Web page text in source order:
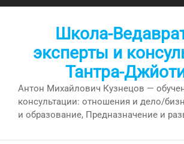
Перейти
Школа-
эксперты и
Тантра-
Антон Михайлович Кузнецов —
консультации: отношения и дело/
и образование, Предназначение и